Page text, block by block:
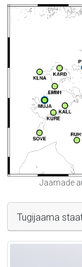
Jaamade
Tugijaama